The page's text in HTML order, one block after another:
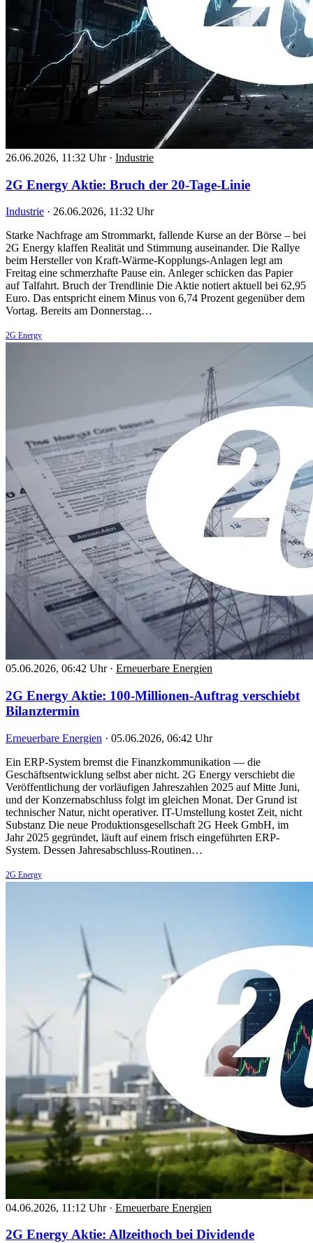
26.06.2026, 11:32 Uhr · Industrie
2G Energy Aktie: Bruch der 20-Tage-Linie
Industrie · 26.06.2026, 11:32 Uhr
Starke Nachfrage am Strommarkt, fallende Kurse an der Börse – bei
2G Energy klaffen Realität und Stimmung auseinander. Die Rallye
beim Hersteller von Kraft-Wärme-Kopplungs-Anlagen legt am
Freitag eine schmerzhafte Pause ein. Anleger schicken das Papier
auf Talfahrt. Bruch der Trendlinie Die Aktie notiert aktuell bei 62,95
Euro. Das entspricht einem Minus von 6,74 Prozent gegenüber dem
Vortag. Bereits am Donnerstag…
2G Energy
05.06.2026, 06:42 Uhr · Erneuerbare Energien
2G Energy Aktie: 100-Millionen-Auftrag verschiebt
Bilanztermin
Erneuerbare Energien · 05.06.2026, 06:42 Uhr
Ein ERP-System bremst die Finanzkommunikation — die
Geschäftsentwicklung selbst aber nicht. 2G Energy verschiebt die
Veröffentlichung der vorläufigen Jahreszahlen 2025 auf Mitte Juni,
und der Konzernabschluss folgt im gleichen Monat. Der Grund ist
technischer Natur, nicht operativer. IT-Umstellung kostet Zeit, nicht
Substanz Die neue Produktionsgesellschaft 2G Heek GmbH, im
Jahr 2025 gegründet, läuft auf einem frisch eingeführten ERP-
System. Dessen Jahresabschluss-Routinen…
2G Energy
04.06.2026, 11:12 Uhr · Erneuerbare Energien
2G Energy Aktie: Allzeithoch bei Dividende